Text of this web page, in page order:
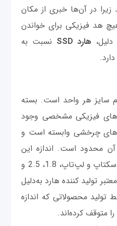
در آن‌ها خبری از مکان
هد فیزیکی برای خواندن
هارد SSD
نسبت به
سایز هر واحد است. بسته
فیزیکی مشخصی وجود
چرخشی وابسته است و
آن محدود است. اندازه این
هاردها برای کامپیوترهای دسکتاپ و لپ‌تاپ، 1.8، 2.5 و
تولید کننده هارد به‌دلیل
تولید محصولاتی که اندازه